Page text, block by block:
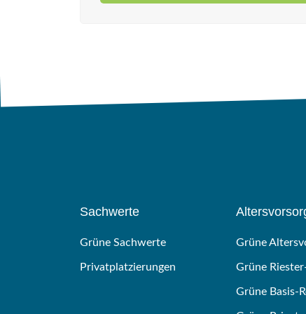
Sachwerte
Grüne Sachwerte
Privatplatzierungen
Grüne
Grüne
Grüne Basis-